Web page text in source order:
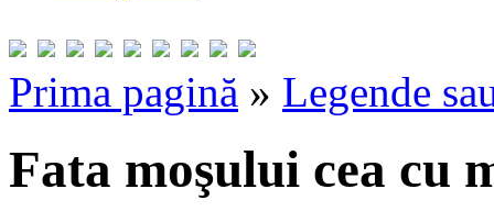
Prima pagină » Legende
Fata moşului cea cu